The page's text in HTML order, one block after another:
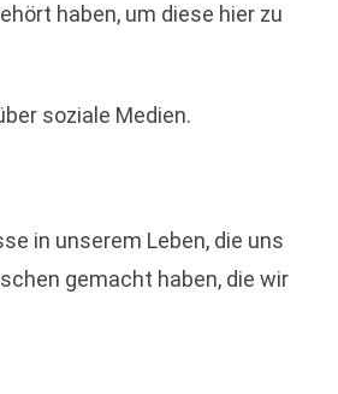
haben, um diese hier zu
soziale Medien.
in unserem Leben, die uns
gemacht haben, die wir